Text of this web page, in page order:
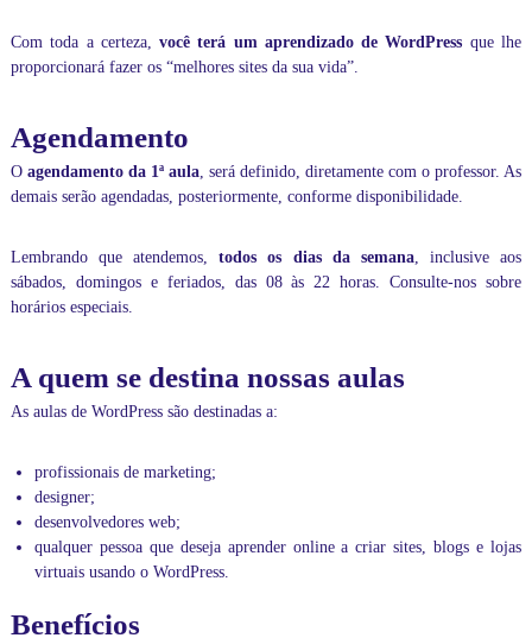
c
o
y
,
m
a
d
i
m
t
m
t
o
Com toda a certeza,você terá um aprendizado de WordPress que lhe
proporcionará fazer os “melhores sites da sua vida”.
Agendamento
O agendamento da 1ª aula , será definido, diretamente com o professor. As
demais serão agendadas, posteriormente, conforme disponibilidade.
Lembrando que atendemos,todos os dias da semana, inclusive aos
sábados, domingos e feriados, das 08 às 22 horas. Consulte-nos sobre
horários especiais.
A quem se destina nossas aulas
As aulas de WordPress são destinadas a:
profissionais de marketing;
designer;
desenvolvedores web;
qualquer pessoa que deseja aprender online a criar sites, blogs e lojas
virtuais usando o WordPress.
Benefícios